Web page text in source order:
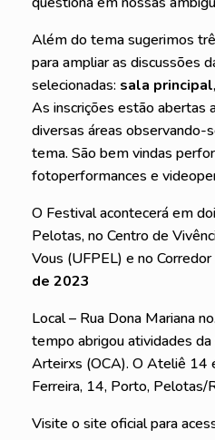
Além do tema sugerimos
para ampliar as discussões
selecionadas: sala principal,
As inscrições estão abertas
diversas áreas observando-
tema. São bem vindas
fotoperformances e
O Festival acontecerá em
Pelotas, no Centro de
Vous (UFPEL) e no
de 2023
Local – Rua Dona Mariana
tempo abrigou atividades da
Arteirxs (OCA). O Ateliê 14
Ferreira, 14, Porto, Pelotas/
Visite o site oficial para